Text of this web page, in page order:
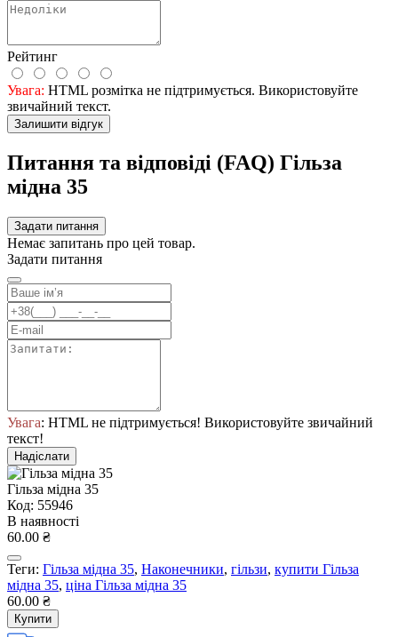
Рейтинг
Увага: HTML розмітка не підтримується. Використовуйте
звичайний текст.
Залишити відгук
Питання та відповіді (FAQ) Гільза
мідна 35
Задати питання
Немає запитань про цей товар.
Задати питання
Увага: HTML не підтримується! Використовуйте звичайний
текст!
Надіслати
Гільза мідна 35
Код: 55946
В наявності
60.00 ₴
Теги: Гільза мідна 35, Наконечники, гільзи, купити Гільза
мідна 35, ціна Гільза мідна 35
60.00 ₴
Купити